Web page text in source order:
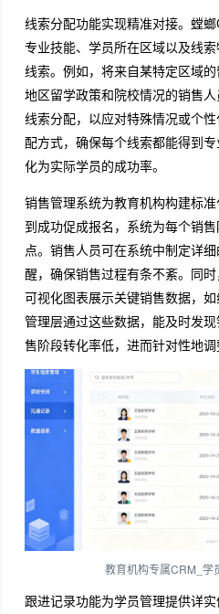
线索分配功能实现精准对接。螳
专业技能、学员所在区域以及线
线索。例如，将来自某特定区域
地区留学政策和院校情况的销售
线索分配，以应对特殊情况或个
配方式，确保每个线索都能得到
化为实际学员的成功率。
销售管理系统为教育机构构建标
到成功促成报名，系统为每个销
点。销售人员可在系统中制定详
醒，确保销售过程有条不紊。同
可视化图表展示关键销售数据，如
管理层通过这些数据，能及时发
售阶段转化率低，进而针对性地调
教育机构专属CRM_学
跟进记录功能为学员管理提供详